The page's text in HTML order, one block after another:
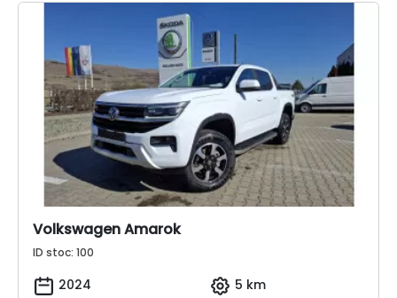
Volkswagen Amarok
ID stoc: 100
2024
5 km